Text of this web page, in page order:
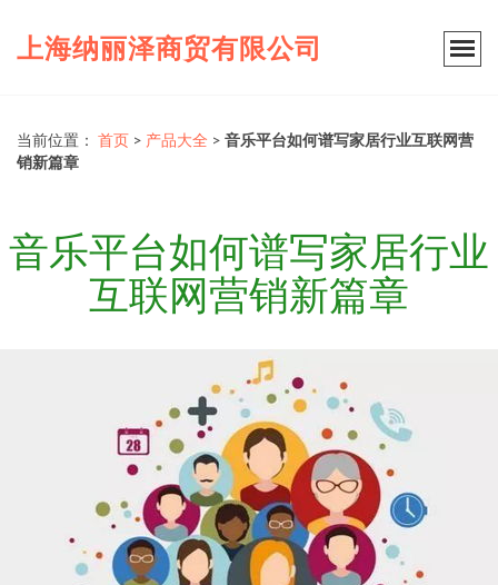
上海纳丽泽商贸有限公司
当前位置： 首页 > 产品大全 > 音乐平台如何谱写家居行业互联网营
销新篇章
音乐平台如何谱写家居行业
互联网营销新篇章